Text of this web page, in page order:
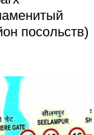
посольств)